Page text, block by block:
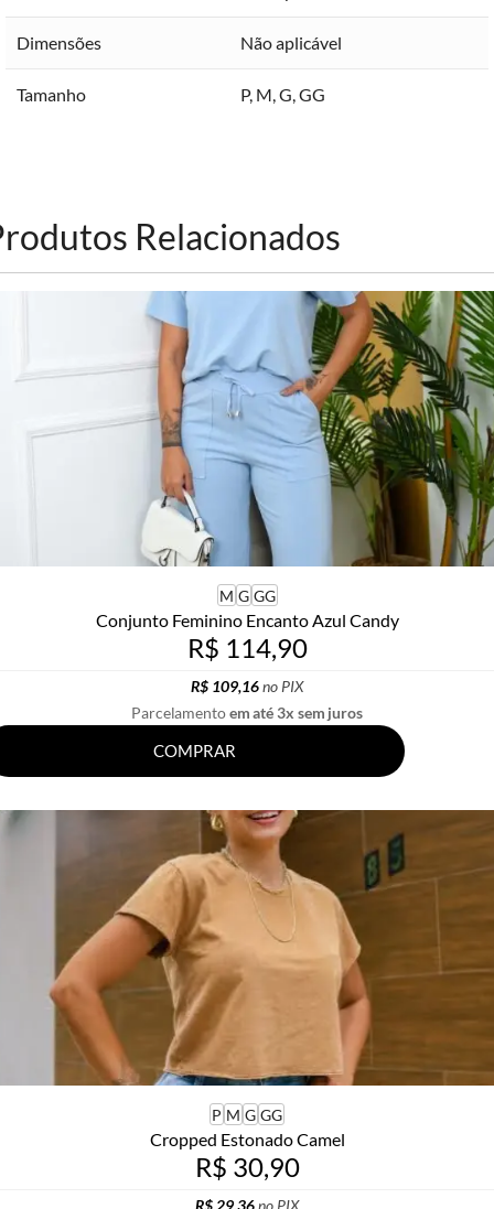
Dimensões Não aplicável
Tamanho P, M,G,GG
Relacionados
M G GG
Conjunto Feminino Encanto Azul Candy
R$ 114,90
R$ 109,16no PIX
Parcelamentoem até 3x sem juros
COMPRAR
P M G GG
Cropped Estonado Camel
R$ 30,90